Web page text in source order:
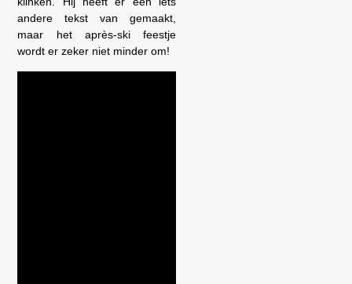
andere tekst van gemaakt,
maar het après-ski feestje
wordt er zeker niet minder om!